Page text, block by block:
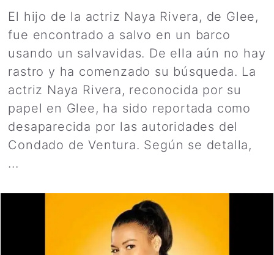
El hijo de la actriz Naya Rivera, de Glee,
fue encontrado a salvo en un barco
usando un salvavidas. De ella aún no hay
rastro y ha comenzado su búsqueda. La
actriz Naya Rivera, reconocida por su
papel en Glee, ha sido reportada como
desaparecida por las autoridades del
Condado de Ventura. Según se detalla,
...